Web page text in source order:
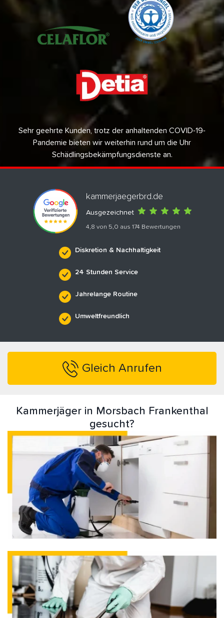
Sehr geehrte Kunden, trotz der anhaltenden COVID-19-
Pandemie bieten wir weiterhin rund um die Uhr
Schädlingsbekämpfungsdienste an.
kammerjaegerbrd.de
Ausgezeichnet
4,8 von 5,0 aus 174 Bewertungen
Diskretion & Nachhaltigkeit
24 Stunden Service
Jahrelange Routine
Umweltfreundlich
Gleich Anrufen
Kammerjäger in Morsbach Frankenthal
gesucht?